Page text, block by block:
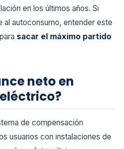
en los últimos años. Si
al autoconsumo, entender este
sacar el máximo partido
neto en
de compensación
usuarios con instalaciones de